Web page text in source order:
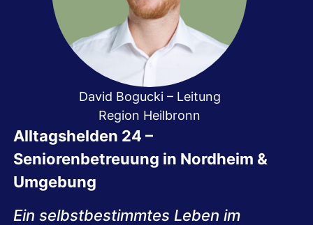
David Bogucki – Leitung
Region Heilbronn
Alltagshelden 24 –
Seniorenbetreuung in Nordheim &
Umgebung
Ein selbstbestimmtes Leben im